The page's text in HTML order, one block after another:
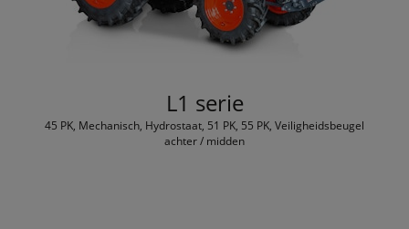
L1 serie
45 PK, Mechanisch, Hydrostaat, 51 PK, 55 PK, Veiligheidsbeugel
achter / midden